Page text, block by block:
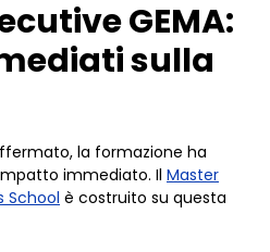
GEMA:
sulla
la formazione ha
immediato. Il Master
School è costruito su questa